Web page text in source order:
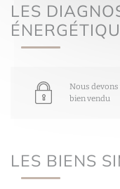
LES
Nous
bien vendu
LES BIENS